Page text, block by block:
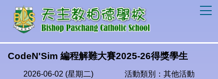
CodeN'Sim 編程解難大賽2025-26得獎學生
2026-06-02 (星期二)
活動類別：其他活動